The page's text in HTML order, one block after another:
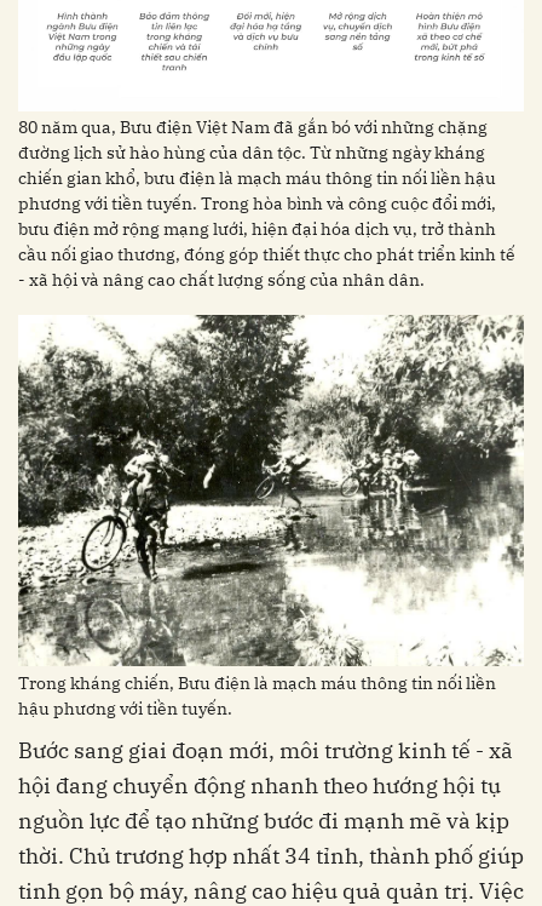
80 năm qua, Bưu điện Việt Nam đã gắn bó với những chặng
đường lịch sử hào hùng của dân tộc. Từ những ngày kháng
chiến gian khổ, bưu điện là mạch máu thông tin nối liền hậu
phương với tiền tuyến. Trong hòa bình và công cuộc đổi mới,
bưu điện mở rộng mạng lưới, hiện đại hóa dịch vụ, trở thành
cầu nối giao thương, đóng góp thiết thực cho phát triển kinh tế
- xã hội và nâng cao chất lượng sống của nhân dân.
Trong kháng chiến, Bưu điện là mạch máu thông tin nối liền
hậu phương với tiền tuyến.
Bước sang giai đoạn mới, môi trường kinh tế - xã
hội đang chuyển động nhanh theo hướng hội tụ
nguồn lực để tạo những bước đi mạnh mẽ và kịp
thời. Chủ trương hợp nhất 34 tỉnh, thành phố giúp
tinh gọn bộ máy, nâng cao hiệu quả quản trị. Việc